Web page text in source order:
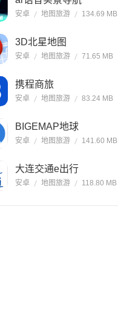
安卓 地图旅游 134.69 MB
3D北星地图
安卓 地图旅游 71.65 MB
携程商旅
安卓 地图旅游 83.24 MB
BIGEMAP地球
安卓 地图旅游 141.60 MB
大连交通e出行
安卓 地图旅游 118.80 MB